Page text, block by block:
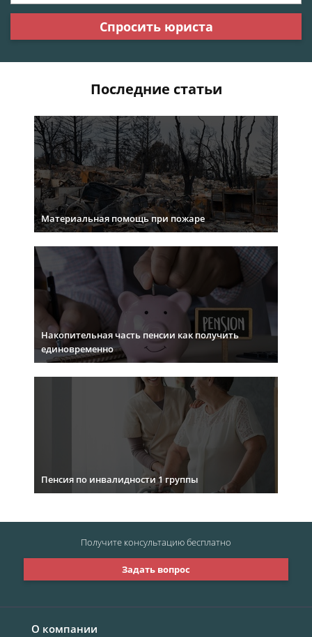
Спросить юриста
Последние статьи
Материальная помощь при пожаре
Накопительная часть пенсии как получить
единовременно
Пенсия по инвалидности 1 группы
О компании
Задать вопрос
Получите консультациюбесплатно